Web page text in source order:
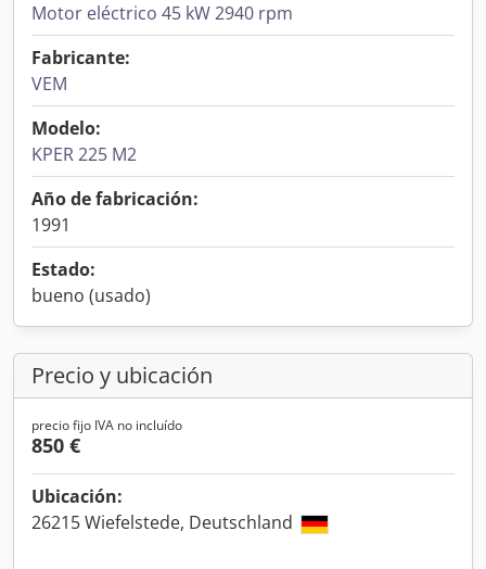
Motor eléctrico 45 kW 2940 rpm
Fabricante:
VEM
Modelo:
KPER 225 M2
Año de fabricación:
1991
Estado:
bueno (usado)
Precio y ubicación
precio fijo IVA no incluído
850 €
Ubicación:
26215 Wiefelstede, Deutschland